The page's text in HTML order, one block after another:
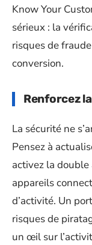
Know Your
sérieux : la
risques de
conversion.
Renforcez
La sécurité ne
Pensez à
activez la
appareils
d’activité. Un
risques de
un œil sur